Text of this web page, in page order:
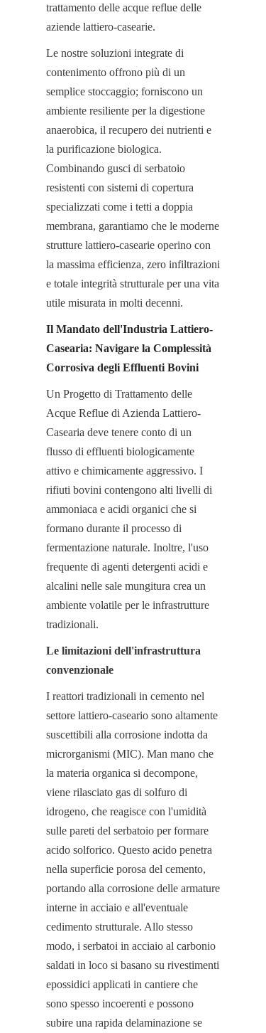
trattamento delle acque reflue delle
aziende lattiero-casearie.
Le nostre soluzioni integrate di
contenimento offrono più di un
semplice stoccaggio; forniscono un
ambiente resiliente per la digestione
anaerobica, il recupero dei nutrienti e
la purificazione biologica.
Combinando gusci di serbatoio
resistenti con sistemi di copertura
specializzati come i tetti a doppia
membrana, garantiamo che le moderne
strutture lattiero-casearie operino con
la massima efficienza, zero infiltrazioni
e totale integrità strutturale per una vita
utile misurata in molti decenni.
Il Mandato dell'Industria Lattiero-
Casearia: Navigare la Complessità
Corrosiva degli Effluenti Bovini
Un Progetto di Trattamento delle
Acque Reflue di Azienda Lattiero-
Casearia deve tenere conto di un
flusso di effluenti biologicamente
attivo e chimicamente aggressivo. I
rifiuti bovini contengono alti livelli di
ammoniaca e acidi organici che si
formano durante il processo di
fermentazione naturale. Inoltre, l'uso
frequente di agenti detergenti acidi e
alcalini nelle sale mungitura crea un
ambiente volatile per le infrastrutture
tradizionali.
Le limitazioni dell'infrastruttura
convenzionale
I reattori tradizionali in cemento nel
settore lattiero-caseario sono altamente
suscettibili alla corrosione indotta da
microrganismi (MIC). Man mano che
la materia organica si decompone,
viene rilasciato gas di solfuro di
idrogeno, che reagisce con l'umidità
sulle pareti del serbatoio per formare
acido solforico. Questo acido penetra
nella superficie porosa del cemento,
portando alla corrosione delle armature
interne in acciaio e all'eventuale
cedimento strutturale. Allo stesso
modo, i serbatoi in acciaio al carbonio
saldati in loco si basano su rivestimenti
epossidici applicati in cantiere che
sono spesso incoerenti e possono
subire una rapida delaminazione se